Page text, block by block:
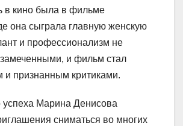
в кино была в фильме
она сыграла главную женскую
и профессионализм не
и фильм стал
и признанным критиками.
успеха Марина Денисова
сниматься во многих